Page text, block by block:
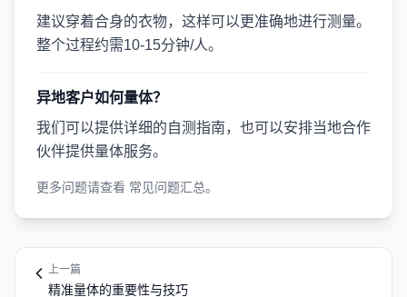
建议穿着合身的衣物，这样可以更准确地进行测量。
整个过程约需10-15分钟/人。
异地客户如何量体？
我们可以提供详细的自测指南，也可以安排当地合作
伙伴提供量体服务。
更多问题请查看 常见问题汇总。
上一篇
精准量体的重要性与技巧